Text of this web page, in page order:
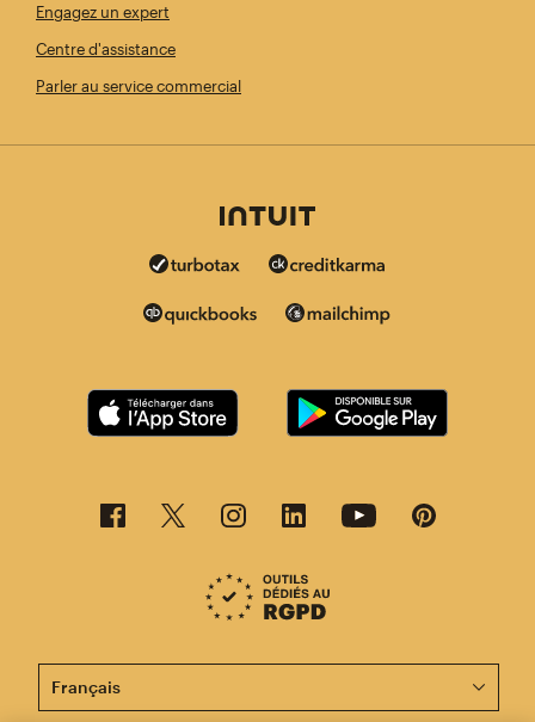
Engagez un expert
Centre d'assistance
Parler au service commercial
Cette page est désormais disponible en d'autres